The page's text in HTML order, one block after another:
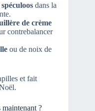
dans la
de crème
contrebalancer
ou de noix de
et fait
maintenant ?